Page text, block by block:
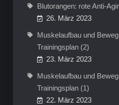
Blutorangen: rote Anti-
26. März 2023
Muskelaufbau und
Trainingsplan (2)
23. März 2023
Muskelaufbau und
Trainingsplan (1)
22. März 2023